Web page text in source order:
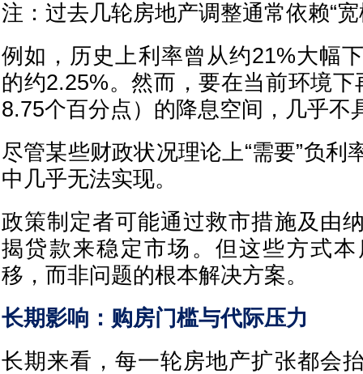
注：过去几轮房地产调整通常依赖“
例如，历史上利率曾从约21%大幅
的约2.25%。然而，要在当前环境
8.75个百分点）的降息空间，几乎不
尽管某些财政状况理论上“需要”负利
中几乎无法实现。
政策制定者可能通过救市措施及由
揭贷款来稳定市场。但这些方式
移，而非问题的根本解决方案。
长期影响：购房门槛与代际压力
长期来看，每一轮房地产扩张都会